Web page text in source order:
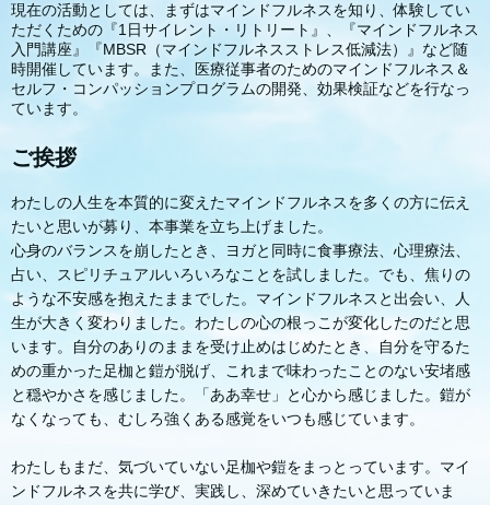
現在の活動としては、まずはマインドフルネスを知り、体験してい
ただくための『1日サイレント・リトリート』、『マインドフルネス
入門講座』『MBSR（マインドフルネスストレス低減法）』など随
時開催しています。また、医療従事者のためのマインドフルネス＆
セルフ・コンパッションプログラムの開発、効果検証などを行なっ
ています。
ご挨拶
わたしの人生を本質的に変えたマインドフルネスを多くの方に伝え
たいと思いが募り、本事業を立ち上げました。
心身のバランスを崩したとき、ヨガと同時に食事療法、心理療法、
占い、スピリチュアルいろいろなことを試しました。でも、焦りの
ような不安感を抱えたままでした。マインドフルネスと出会い、人
生が大きく変わりました。わたしの心の根っこが変化したのだと思
います。自分のありのままを受け止めはじめたとき、自分を守るた
めの重かった足枷と鎧が脱げ、これまで味わったことのない安堵感
と穏やかさを感じました。「ああ幸せ」と心から感じました。鎧が
なくなっても、むしろ強くある感覚をいつも感じています。
わたしもまだ、気づいていない足枷や鎧をまっとっています。マイ
ンドフルネスを共に学び、実践し、深めていきたいと思っていま